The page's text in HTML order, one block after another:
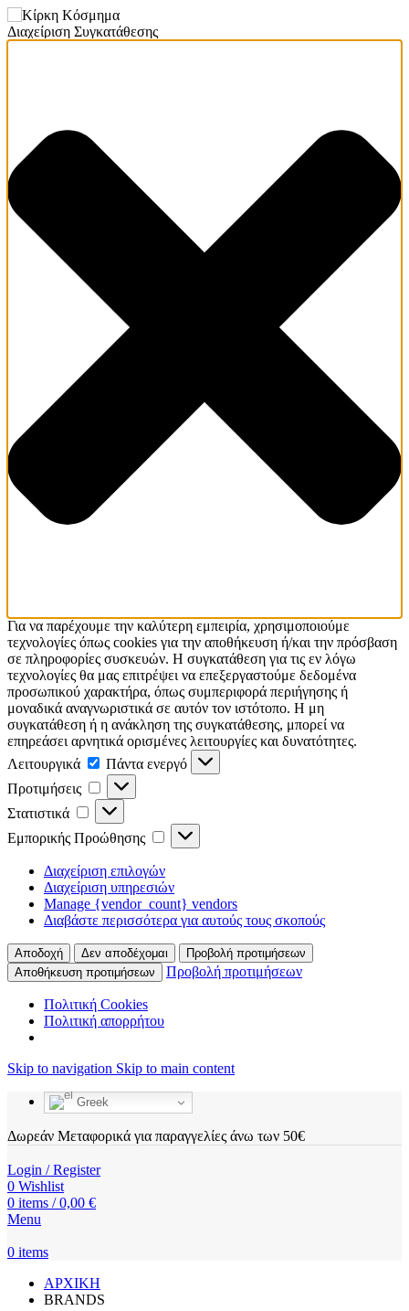
Διαχείριση Συγκατάθεσης
Για να παρέχουμε την καλύτερη εμπειρία, χρησιμοποιούμε
τεχνολογίες όπως cookies για την αποθήκευση ή/και την πρόσβαση
σε πληροφορίες συσκευών. Η συγκατάθεση για τις εν λόγω
τεχνολογίες θα μας επιτρέψει να επεξεργαστούμε δεδομένα
προσωπικού χαρακτήρα, όπως συμπεριφορά περιήγησης ή
μοναδικά αναγνωριστικά σε αυτόν τον ιστότοπο. Η μη
συγκατάθεση ή η ανάκληση της συγκατάθεσης, μπορεί να
επηρεάσει αρνητικά ορισμένες λειτουργίες και δυνατότητες.
Λειτουργικά
Λειτουργικά
Πάντα ενεργό
Προτιμήσεις
Προτιμήσεις
Στατιστικά Στατιστικά
Εμπορικής Προώθησης
Εμπορικής
Προώθησης
Διαχείριση επιλογών
Διαχείριση υπηρεσιών
Manage {vendor_count} vendors
Διαβάστε περισσότερα για αυτούς τους σκοπούς
Αποδοχή Δεν αποδέχομαι
Προβολή προτιμήσεων
Αποθήκευση προτιμήσεων
Προβολή προτιμήσεων
Πολιτική Cookies
Πολιτική απορρήτου
Skip to navigation Skip to main content
Greek
Δωρεάν Μεταφορικά για παραγγελίες άνω των 50€
Login / Register
0 Wishlist
0 items / 0,00 €
Menu
0 items
ΑΡΧΙΚΗ
BRANDS